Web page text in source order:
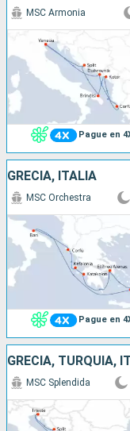
Pague en
MSC Armonia
GRECIA, ITALIA
Pague en
MSC Orchestra
GRECIA, TURQUÍA,
MSC Splendida